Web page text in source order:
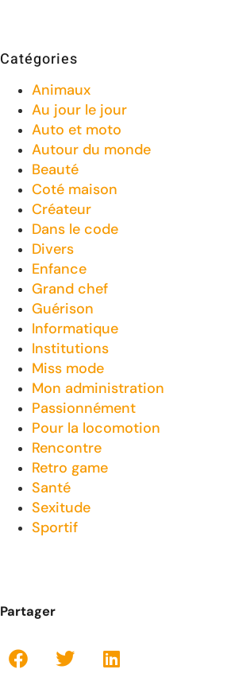
Catégories
Animaux
Au jour le jour
Auto et moto
Autour du monde
Beauté
Coté maison
Créateur
Dans le code
Divers
Enfance
Grand chef
Guérison
Informatique
Institutions
Miss mode
Mon administration
Passionnément
Pour la locomotion
Rencontre
Retro game
Santé
Sexitude
Sportif
Partager